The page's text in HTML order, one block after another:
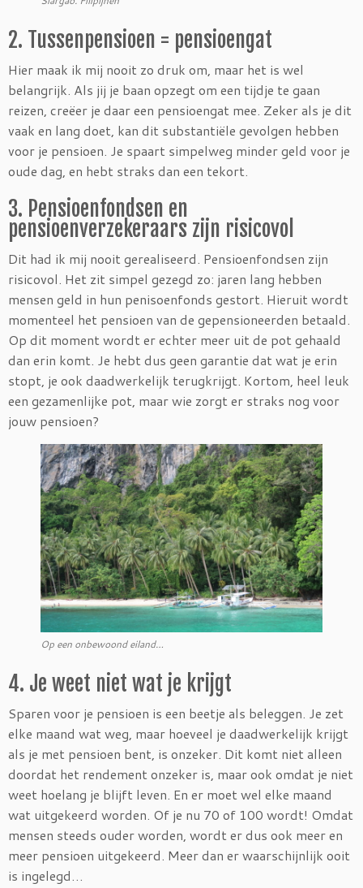
2. Tussenpensioen = pensioengat
Hier maak ik mij nooit zo druk om, maar het is wel
belangrijk. Als jij je baan opzegt om een tijdje te gaan
reizen, creëer je daar een pensioengat mee. Zeker als je dit
vaak en lang doet, kan dit substantiële gevolgen hebben
voor je pensioen. Je spaart simpelweg minder geld voor je
oude dag, en hebt straks dan een tekort.
3. Pensioenfondsen en
pensioenverzekeraars zijn risicovol
Dit had ik mij nooit gerealiseerd. Pensioenfondsen zijn
risicovol. Het zit simpel gezegd zo: jaren lang hebben
mensen geld in hun penisoenfonds gestort. Hieruit wordt
momenteel het pensioen van de gepensioneerden betaald.
Op dit moment wordt er echter meer uit de pot gehaald
dan erin komt. Je hebt dus geen garantie dat wat je erin
stopt, je ook daadwerkelijk terugkrijgt. Kortom, heel leuk
een gezamenlijke pot, maar wie zorgt er straks nog voor
jouw pensioen?
Op een onbewoond eiland…
4. Je weet niet wat je krijgt
Sparen voor je pensioen is een beetje als beleggen. Je zet
elke maand wat weg, maar hoeveel je daadwerkelijk krijgt
als je met pensioen bent, is onzeker. Dit komt niet alleen
doordat het rendement onzeker is, maar ook omdat je niet
weet hoelang je blijft leven. En er moet wel elke maand
wat uitgekeerd worden. Of je nu 70 of 100 wordt! Omdat
mensen steeds ouder worden, wordt er dus ook meer en
meer pensioen uitgekeerd. Meer dan er waarschijnlijk ooit
is ingelegd…